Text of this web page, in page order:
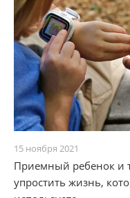
15 ноября 2021
Приемный ребенок и
упростить жизнь,